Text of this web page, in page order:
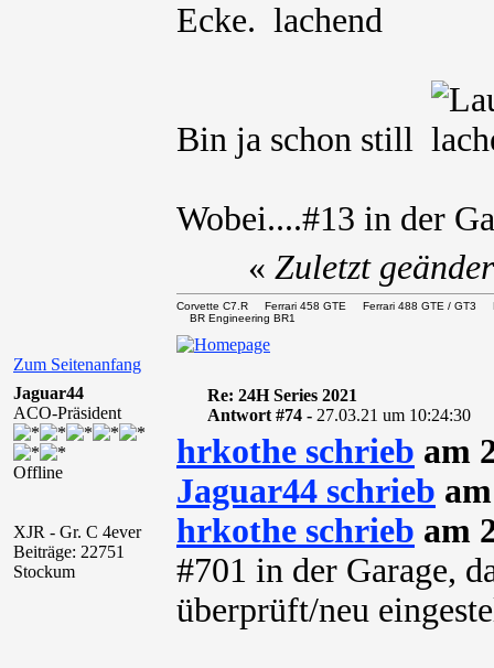
Ecke.
Bin ja schon still
Wobei....#13 in der
Zum Seitenanfang
« Zuletzt
Corvette C7.R Ferrari 458 GTE Ferrari 488 GTE /
BR Engineering BR1
Jaguar44
ACO-Präsident
Offline
XJR - Gr. C 4ever
Beiträge: 22751
Stockum
Re: 24H Series 2021
Antwort #74 - 27.03.21 um 10:24:30
hrkothe schrieb am
Jaguar44 schrieb
hrkothe schrieb am
#701 in der Garage,
überprüft/neu